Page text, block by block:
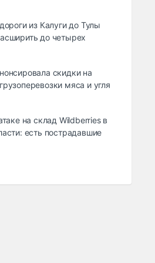
из Калуги до Тулы
до четырех
скидки на
мяса и угля
на склад Wildberries в
есть пострадавшие